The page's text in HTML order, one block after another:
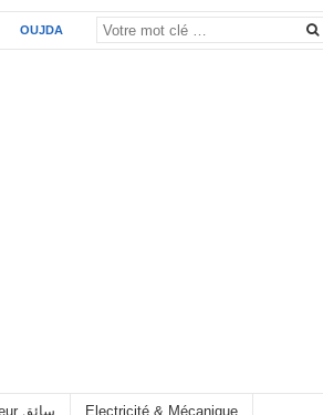
OUJDA
Chauffeur سائق Electricité & Mécanique